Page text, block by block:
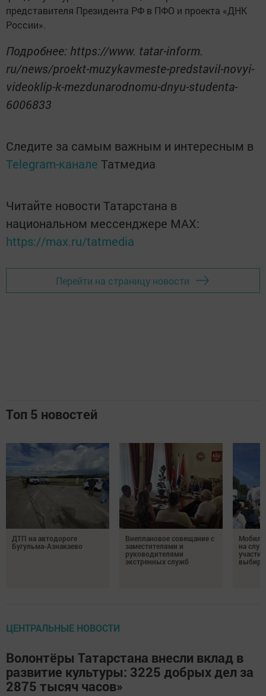
представителя Президента РФ в ПФО и проекта «ДНК
России».
Подробнее: https://www. tatar-inform.
ru/news/proekt-muzykavmeste-predstavil-novyi-
videoklip-k-mezdunarodnomu-dnyu-studenta-
6006833
Следите за самым важным и интересным в
Telegram-канале Татмедиа
Читайте новости Татарстана в
национальном мессенджере MАХ:
https://max.ru/tatmedia
Перейти на страницу новости
Топ 5 новостей
ДТП на автодороге
Бугульма-Азнакаево
Внеплановое совещание с
заместителями и
руководителями
экстренных служб
на
ЦЕНТРАЛЬНЫЕ НОВОСТИ
Волонтёры Татарстана внесли вклад в
развитие культуры: 3225 добрых дел за
2875 тысяч часов»